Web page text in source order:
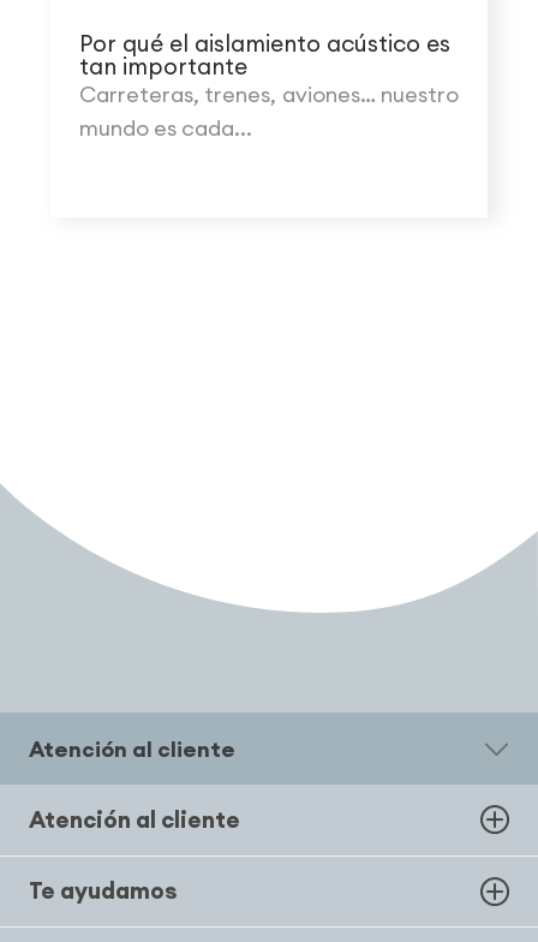
Por qué el aislamiento acústico es
tan importante
Carreteras, trenes, aviones… nuestro
mundo es cada...
Atención al cliente
Atención al cliente
Te ayudamos